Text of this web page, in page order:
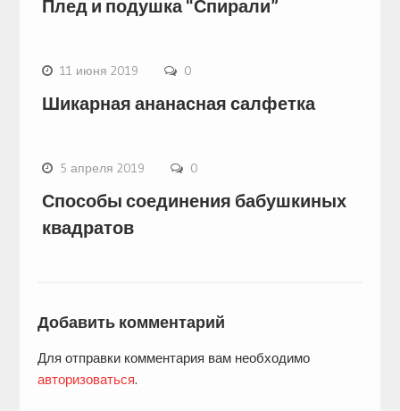
Плед и подушка “Спирали”
11 июня 2019 0
Шикарная ананасная салфетка
5 апреля 2019 0
Способы соединения бабушкиных
квадратов
Добавить комментарий
Для отправки комментария вам необходимо
авторизоваться.